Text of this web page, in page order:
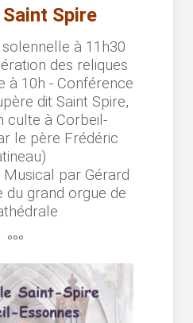
Spire
à 11h30
des reliques
à 10h - Conférence
dit Saint Spire,
culte à Corbeil-
le père Frédéric
par Gérard
du grand orgue de
°°°